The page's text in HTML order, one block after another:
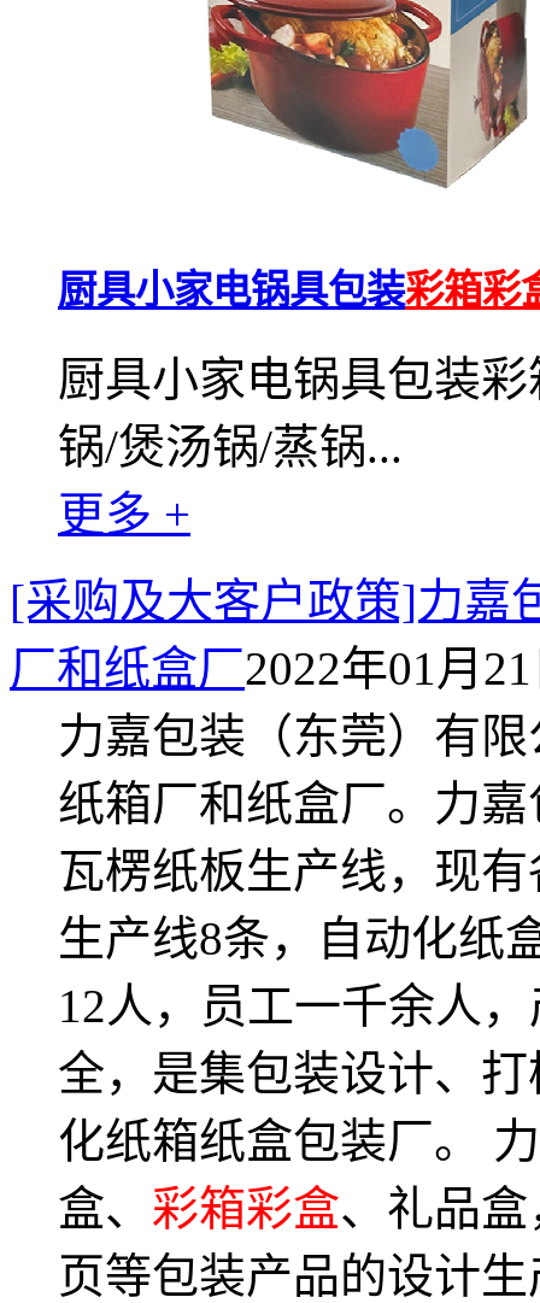
厨具小家电锅具包装彩箱彩
厨具小家电锅具包装
锅/煲汤锅/蒸锅...
更多 +
[采购及大客户政策]力嘉
厂和纸盒厂2022年01月
力嘉包装（东莞）有
纸箱厂和纸盒厂。力
瓦楞纸板生产线，现
生产线8条，自动化纸
12人，员工一千余人
全，是集包装设计、
化纸箱纸盒包装厂。
盒、 彩箱彩盒、礼品
页等包装产品的设计